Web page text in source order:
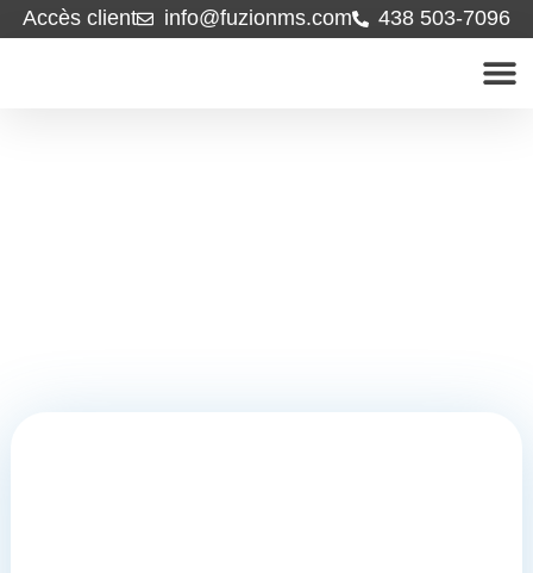
Accès client info@fuzionms.com 438 503-7096